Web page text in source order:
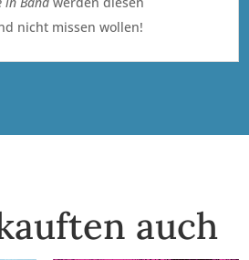
nicht missen wollen!
auch